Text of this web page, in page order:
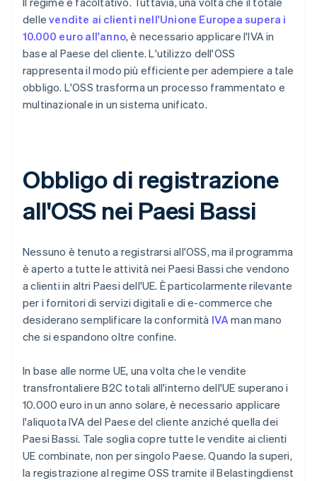
dellevendite ai clienti nell'Unione Europea supera i
10.000 euro all'anno, è necessario applicare l'IVA in
base al Paese del cliente. L'utilizzo dell'OSS
rappresenta il modo più efficiente per adempiere a tale
obbligo. L'OSS trasforma un processo frammentato e
multinazionale in un sistema unificato.
Obbligo di registrazione
all'OSS nei Paesi Bassi
Nessuno è tenuto a registrarsi all'OSS, ma il programma
è aperto a tutte le attività nei Paesi Bassi che vendono
a clienti in altri Paesi dell'UE. È particolarmente rilevante
per i fornitori di servizi digitali e di e-commerce che
desiderano semplificare la conformità IVAman mano
che si espandono oltre confine.
In base alle norme UE, una volta che le vendite
transfrontaliere B2C totali all'interno dell'UE superano i
10.000 euro in un anno solare, è necessario applicare
l'aliquota IVA del Paese del cliente anziché quella dei
Paesi Bassi. Tale soglia copre tutte le vendite ai clienti
UE combinate, non per singolo Paese. Quando la superi,
la registrazione al regime OSS tramite il Belastingdienst